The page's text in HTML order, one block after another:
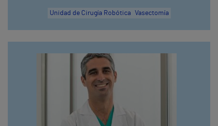
Unidad de Cirugía Robótica Vasectomía